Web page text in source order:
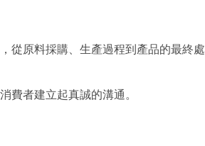
從原料採購、生產過程到產品的最終處
費者建立起真誠的溝通。